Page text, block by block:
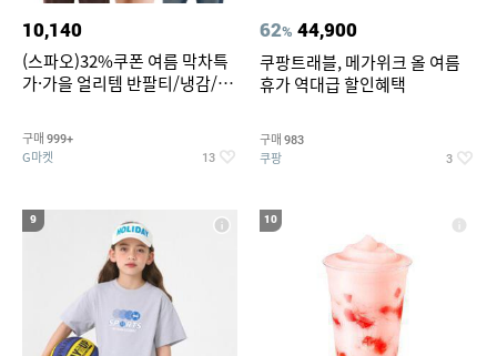
10,140
(스파오)32%쿠폰 여름 막차특
가·가을 얼리템 반팔티/냉감/반
건 외 ~74%OFF
구매 999+
G마켓 13
62% 44,900
쿠팡트래블, 메가위크 올 여름
휴가 역대급 할인혜택
구매 983
쿠팡 3
9 10